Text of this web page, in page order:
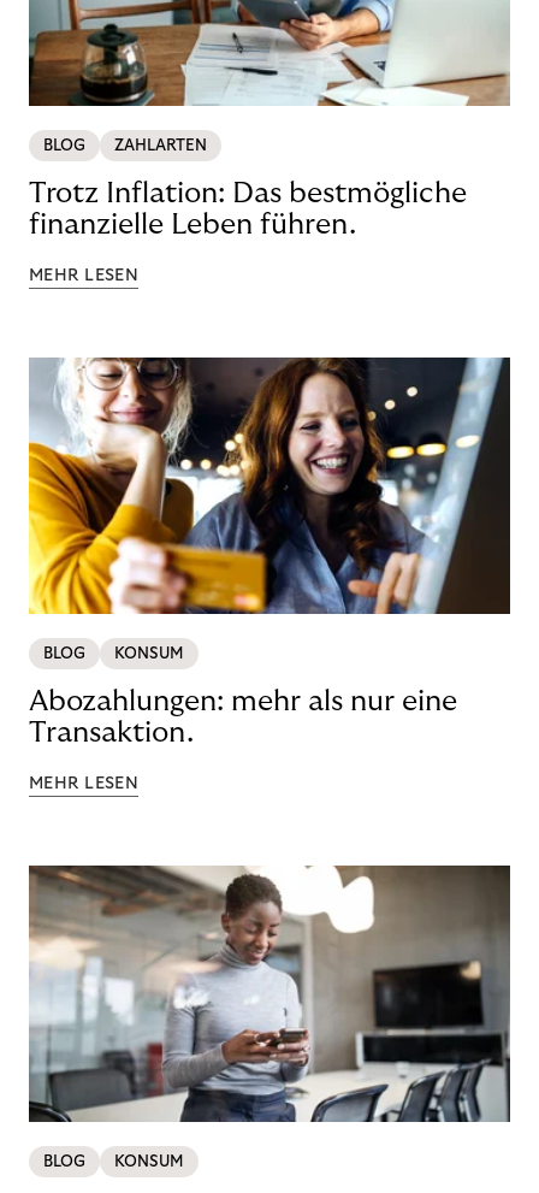
BLOG ZAHLARTEN
Trotz Inflation: Das bestmögliche
finanzielle Leben führen.
MEHR LESEN
BLOG KONSUM
Abozahlungen: mehr als nur eine
Transaktion.
MEHR LESEN
BLOG KONSUM